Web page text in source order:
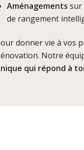
Aménagements sur
de rangement
donner vie à vos
Notre
qui répond à